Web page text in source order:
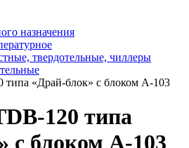
назначения
твердотельные, чиллеры
типа «Драй-блок» с блоком A-103
120 типа
с блоком A-103